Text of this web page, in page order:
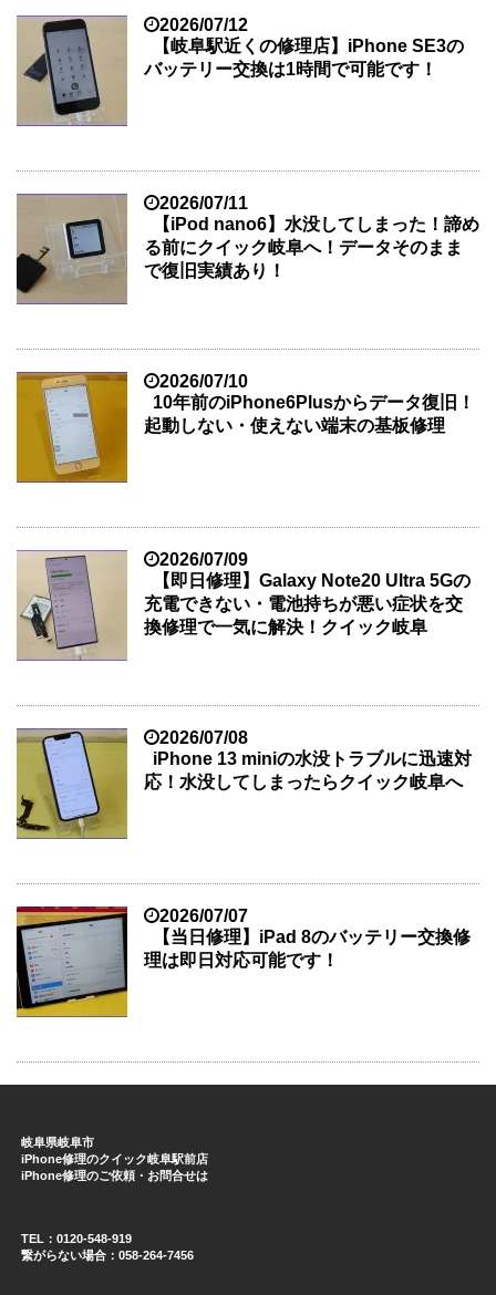
2026/07/12
【岐阜駅近くの修理店】iPhone SE3の
バッテリー交換は1時間で可能です！
2026/07/11
【iPod nano6】水没してしまった！諦め
る前にクイック岐阜へ！データそのまま
で復旧実績あり！
2026/07/10
10年前のiPhone6Plusからデータ復旧！
起動しない・使えない端末の基板修理
2026/07/09
【即日修理】Galaxy Note20 Ultra 5Gの
充電できない・電池持ちが悪い症状を交
換修理で一気に解決！クイック岐阜
2026/07/08
iPhone 13 miniの水没トラブルに迅速対
応！水没してしまったらクイック岐阜へ
2026/07/07
【当日修理】iPad 8のバッテリー交換修
理は即日対応可能です！
岐阜県岐阜市
iPhone修理のクイック岐阜駅前店
iPhone修理のご依頼・お問合せは
TEL：0120-548-919
繋がらない場合：058-264-7456